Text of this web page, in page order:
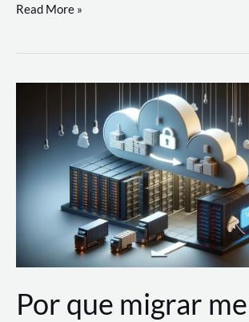
Utilizando
Soluções
AWS
Read More »
Por que migrar